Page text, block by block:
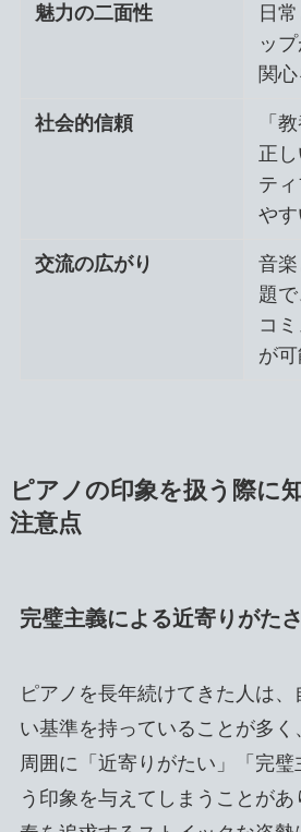
魅力の二面性
日
ッ
関
社会的信頼
「
正
テ
やす
交流の広がり
音
題
コ
が
ピアノの印象を扱う際に
注意点
完璧主義による近寄りがたさ
ピアノを長年続けてきた人は、
い基準を持っていることが多く
周囲に「近寄りがたい」「完
う印象を与えてしまうことが